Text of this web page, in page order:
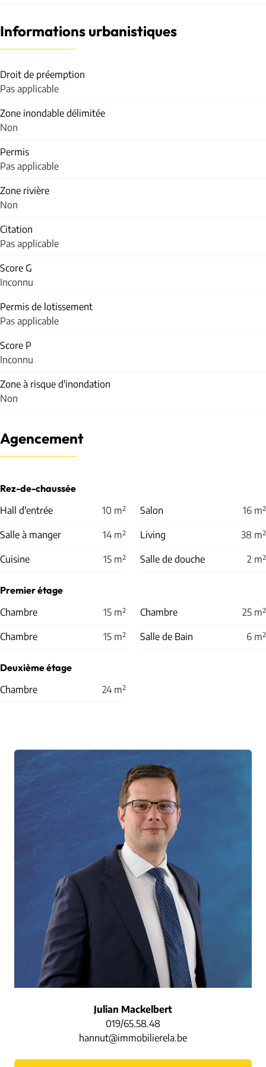
Informations urbanistiques
Droit de préemption
Pas applicable
Zone inondable délimitée
Non
Permis
Pas applicable
Zone rivière
Non
Citation
Pas applicable
Score G
Inconnu
Permis de lotissement
Pas applicable
Score P
Inconnu
Zone à risque d'inondation
Non
Agencement
Rez-de-chaussée
Hall d'entrée 10 m² Salon 16 m²
Salle à manger 14 m² Living 38 m²
Cuisine 15 m² Salle de douche 2 m²
Premier étage
Chambre 15 m² Chambre 25 m²
Chambre 15 m² Salle de Bain 6 m²
Deuxième étage
Chambre 24 m²
Julian Mackelbert
019/65.58.48
hannut@immobilierela.be